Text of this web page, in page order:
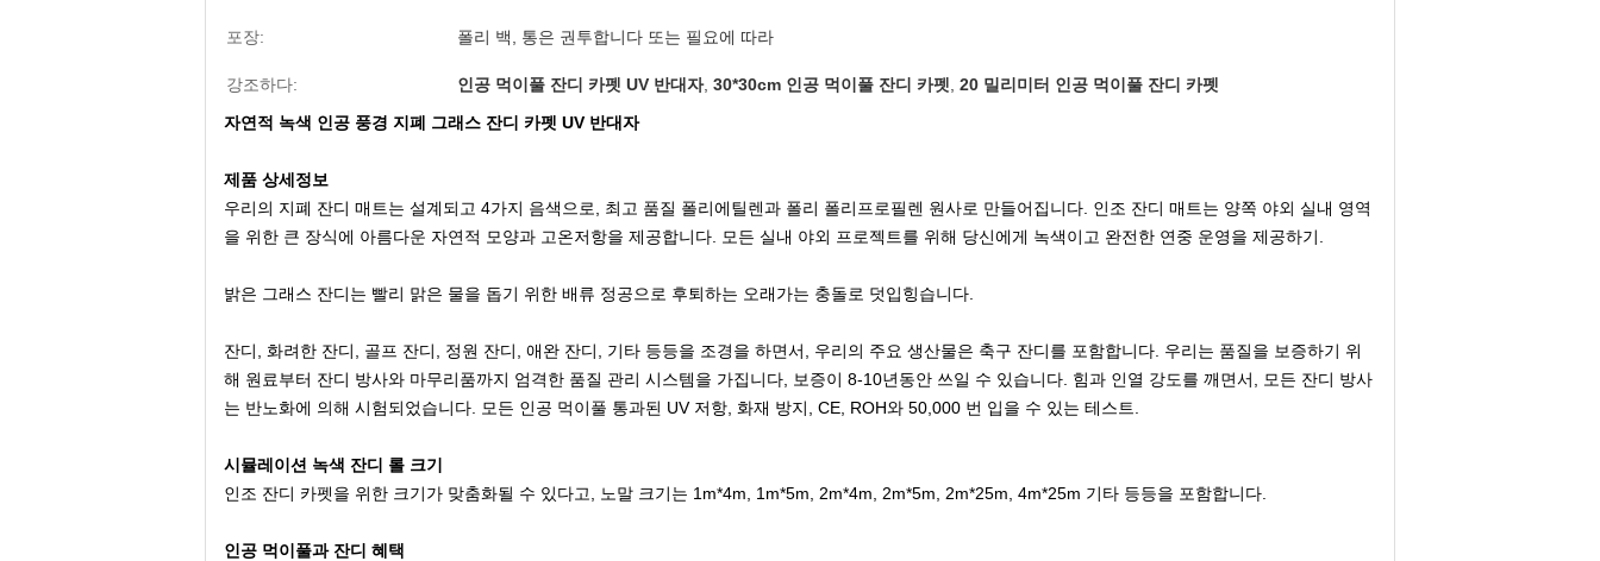
포장: 폴리 백, 통은 권투합니다 또는 필요에 따라
강조하다: 인공 먹이풀 잔디 카펫 UV 반대자, 30*30cm 인공 먹이풀 잔디 카펫 20 밀리미터 인공 먹이풀 잔디 카펫
자연적 녹색 인공 풍경 지폐 그래스 잔디 카펫 UV 반대자
제품 상세정보
우리의 지폐 잔디 매트는 설계되고 4가지 음색으로, 최고 품질 폴리에틸렌과 폴리 폴리프로필렌 원사로 만들어집니다. 인조 잔디 매트는 양쪽 야외 실내 영역
을 위한 큰 장식에 아름다운 자연적 모양과 고온저항을 제공합니다 . 모든 실내 야외 프로젝트를 위해 당신에게 녹색이고 완전한 연중 운영을 제공하기.
밝은 그래스 잔디는 빨리 맑은 물을 돕기 위한 배류 정공으로 후퇴하는 오래가는 충돌로 덧입힝습니다.
잔디, 화려한 잔디, 골프 잔디, 정원 잔디, 애완 잔디, 기타 등등을 조경을 하면서, 우리의 주요 생산물은 축구 잔디를 포함합니다. 우리는 품질을 보증하기 위
해 원료부터 잔디 방사와 마무리품까지 엄격한 품질 관리 시스템을 가집니다, 보증이 8-10년동안 쓰일 수 있습니다. 힘과 인열 강도를 깨면서, 모든 잔디 방사
는 반노화에 의해 시험되었습니다. 모든 인공 먹이풀 통과된 UV 저항, 화재 방지, CE, ROH와 50,000 번 입을 수 있는 테스트.
시뮬레이션 녹색 잔디 롤 크기
인조 잔디 카펫을 위한 크기가 맞춤화될 수 있다고, 노말 크기는 1m*4m, 1m*5m, 2m*4m, 2m*5m, 2m*25m, 4m*25m 기타 등등을 포함합니다.
인공 먹이풀과 잔디 혜택